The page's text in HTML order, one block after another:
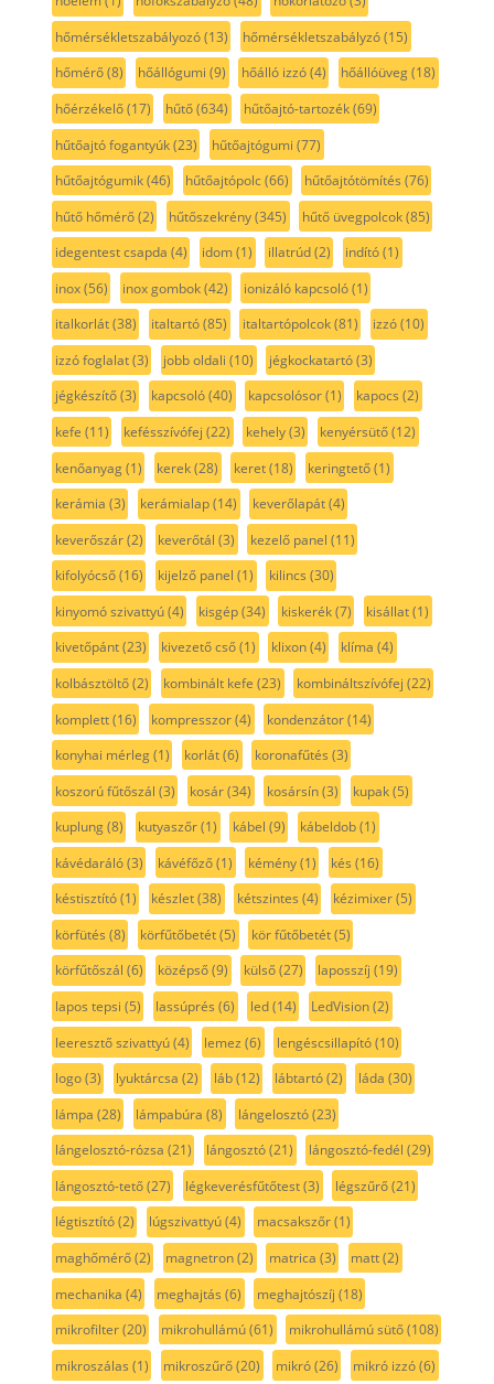
hőmérsékletszabályozó(13) hőmérsékletszabályzó(15)
hőmérő(8) hőállógumi (9) hőálló izzó(4) hőállóüveg(18)
hőérzékelő(17) hűtő(634) hűtőajtó-tartozék(69)
hűtőajtó fogantyúk(23) hűtőajtógumi (77)
hűtőajtógumik(46) hűtőajtópolc(66) hűtőajtótömítés (76)
hűtő hőmérő(2) hűtőszekrény(345) hűtő üvegpolcok(85)
idegentest csapda (4) idom(1) illatrúd(2) indító(1)
inox(56) inox gombok(42) ionizáló kapcsoló(1)
italkorlát(38) italtartó(85) italtartópolcok(81) izzó(10)
izzó foglalat(3) jobb oldali (10) jégkockatartó(3)
jégkészítő(3) kapcsoló(40) kapcsolósor(1) kapocs (2)
kefe (11) kefésszívófej (22) kehely(3) kenyérsütő(12)
kenőanyag(1) kerek(28) keret(18) keringtető(1)
kerámia (3) kerámialap(14) keverőlapát(4)
keverőszár(2) keverőtál (3) kezelő panel (11)
kifolyócső(16) kijelző panel (1) kilincs (30)
kinyomó szivattyú(4) kisgép(34) kiskerék(7) kisállat(1)
kivetőpánt(23) kivezető cső(1) klixon(4) klíma (4)
kolbásztöltő(2) kombinált kefe (23) kombináltszívófej (22)
komplett(16) kompresszor(4) kondenzátor(14)
konyhai mérleg(1) korlát(6) koronafűtés (3)
koszorú fűtőszál (3) kosár(34) kosársín(3) kupak(5)
kuplung(8) kutyaszőr(1) kábel (9) kábeldob(1)
kávédaráló(3) kávéfőző(1) kémény(1) kés (16)
késtisztító(1) készlet(38) kétszintes (4) kézimixer(5)
körfütés (8) körfűtőbetét(5) kör fűtőbetét(5)
körfűtőszál (6) középső(9) külső(27) laposszíj (19)
lapos tepsi (5) lassúprés (6) led(14) LedVision(2)
leeresztő szivattyú(4) lemez (6) lengéscsillapító(10)
logo(3) lyuktárcsa (2) láb(12) lábtartó(2) láda (30)
lámpa (28) lámpabúra (8) lángelosztó(23)
lángelosztó-rózsa (21) lángosztó(21) lángosztó-fedél (29)
lángosztó-tető(27) légkeverésfűtőtest(3) légszűrő(21)
légtisztító(2) lúgszivattyú(4) macsakszőr(1)
maghőmérő(2) magnetron(2) matrica (3) matt(2)
mechanika (4) meghajtás (6) meghajtószíj (18)
mikrofilter(20) mikrohullámú(61) mikrohullámú sütő(108)
mikroszálas (1) mikroszűrő(20) mikró(26) mikró izzó(6)